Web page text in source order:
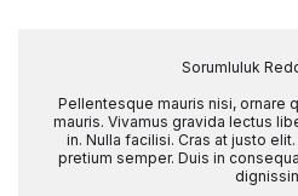
Sorumluluk
Pellentesque mauris nisi, ornare
mauris. Vivamus gravida lectus
in. Nulla facilisi. Cras at justo
pretium semper. Duis in